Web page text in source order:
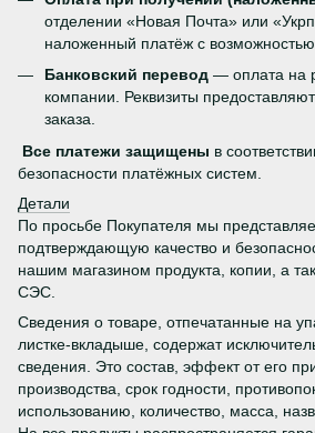
отделении «Новая Почта» или
наложенный платёж с возможностью
Банковский перевод — оплата на
компании. Реквизиты
заказа.
Все платежи защищены в
безопасности платёжных систем.
Детали
По просьбе Покупателя мы
подтверждающую качество и
нашим магазином продукта, копии, а
СЭС.
Сведения о товаре, отпечатанные на
листке-вкладыше, содержат
сведения. Это состав, эффект от его
производства, срок годности,
использованию, количество, масса,